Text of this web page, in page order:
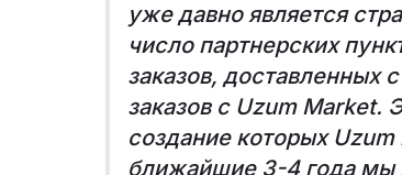
уже давно является
число партнерских
заказов,
заказов с Uzum Market.
создание которых
ближайшие 3-4 года мы